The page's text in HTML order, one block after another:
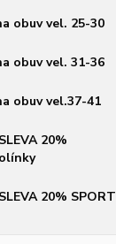
obuv vel. 25-30
obuv vel. 31-36
obuv vel.37-41
20%
20% SPORT